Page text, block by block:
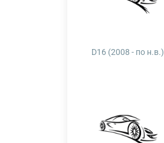
D16 (2008 - по н.в.)